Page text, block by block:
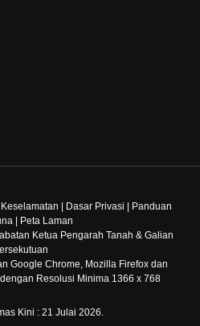
Dasar Privasi
Panduan
Peta Laman
Ketua Pengarah Tanah & Galian
Google Chrome, Mozilla Firefox dan
Resolusi Minima 1366 x 768
Kini : 21 Julai 2026.